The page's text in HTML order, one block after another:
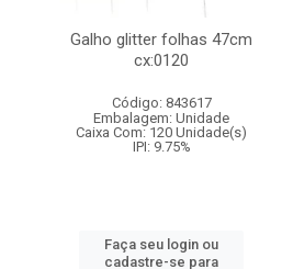
Galho glitter folhas 47cm
cx:0120
Código: 843617
Embalagem: Unidade
Caixa Com: 120 Unidade(s)
IPI: 9.75%
Faça seu login ou
cadastre-se para